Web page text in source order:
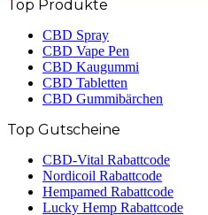
Top Produkte
CBD Spray
CBD Vape Pen
CBD Kaugummi
CBD Tabletten
CBD Gummibärchen
Top Gutscheine
CBD-Vital Rabattcode
Nordicoil Rabattcode
Hempamed Rabattcode
Lucky Hemp Rabattcode